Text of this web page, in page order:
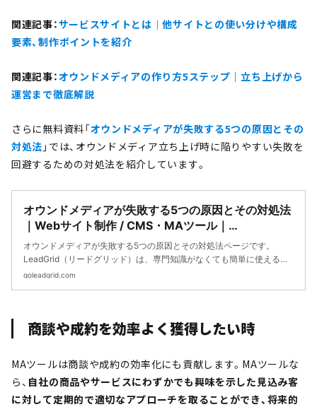
関連記事：サービスサイトとは｜他サイトとの使い分けや構成
要素、制作ポイントを紹介
関連記事：オウンドメディアの作り方5ステップ｜立ち上げから
運営まで徹底解説
さらに無料資料「オウンドメディアが失敗する5つの原因とその
対処法 」では、オウンドメディア立ち上げ時に陥りやすい失敗を
回避するための対処法を紹介しています。
オウンドメディアが失敗する5つの原因とその対処法
｜Webサイト制作 / CMS・MAツール｜
LeadGrid（リードグリッド）
オウンドメディアが失敗する5つの原因とその対処法ページです。
LeadGrid（リードグリッド）は、専門知識がなくても簡単に使える国
産CMS・MAツールです。上場企業やスタートアップ企業を中心に、
goleadgrid.com
商談や成約を効率よく獲得したい時
MAツールは商談や成約の効率化にも貢献します。MAツールな
ら、 自社の商品やサービスにわずかでも興味を示した見込み客
に対して定期的で適切なアプローチを取ることができ、将来的